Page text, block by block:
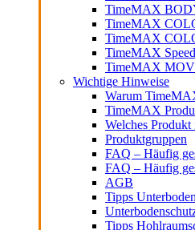
TimeMAX
TimeMAX
TimeMAX
TimeMAX
TimeMAX
Wichtige Hinweise
Warum
TimeMAX
Welches
Produktgruppen
FAQ – Häufig
FAQ – Häufig
AGB
Tipps Unterboden
Tipps